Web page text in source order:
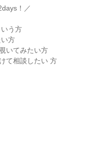
！／
う方
方
いてみたい方
て相談したい 方